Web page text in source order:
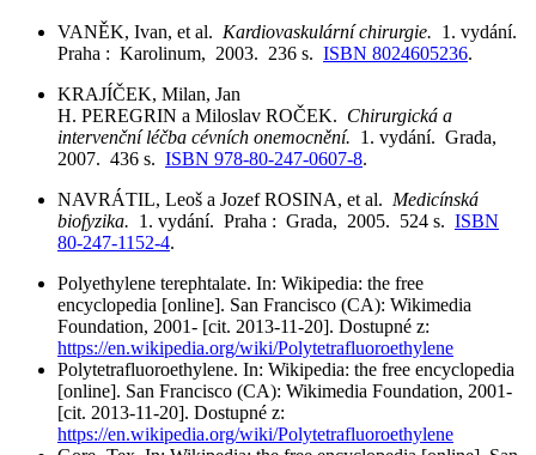
VANĚK, Ivan, et al. Kardiovaskulární chirurgie. 1. vydání.
Praha : Karolinum, 2003. 236 s. ISBN 8024605236.
KRAJÍČEK, Milan, Jan
H. PEREGRIN a Miloslav ROČEK. Chirurgická a
intervenční léčba cévních onemocnění. 1. vydání. Grada,
2007. 436 s. ISBN 978-80-247-0607-8.
NAVRÁTIL, Leoš a Jozef ROSINA, et al. Medicínská
biofyzika. 1. vydání. Praha : Grada, 2005. 524 s. ISBN
80-247-1152-4.
Polyethylene terephtalate. In: Wikipedia: the free
encyclopedia [online]. San Francisco (CA): Wikimedia
Foundation, 2001- [cit. 2013-11-20]. Dostupné z:
https://en.wikipedia.org/wiki/Polytetrafluoroethylene
Polytetrafluoroethylene. In: Wikipedia: the free encyclopedia
[online]. San Francisco (CA): Wikimedia Foundation, 2001-
[cit. 2013-11-20]. Dostupné z:
https://en.wikipedia.org/wiki/Polytetrafluoroethylene